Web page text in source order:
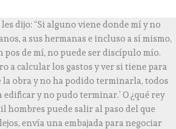
dijo: “Si alguno viene donde mí y no
a sus hermanas e incluso a sí mismo,
pos de mí, no puede ser discípulo mío.
a calcular los gastos y ver si tiene para
obra y no ha podido terminarla, todos
edificar y no pudo terminar.’ O ¿qué rey
hombres puede salir al paso del que
envía una embajada para negociar